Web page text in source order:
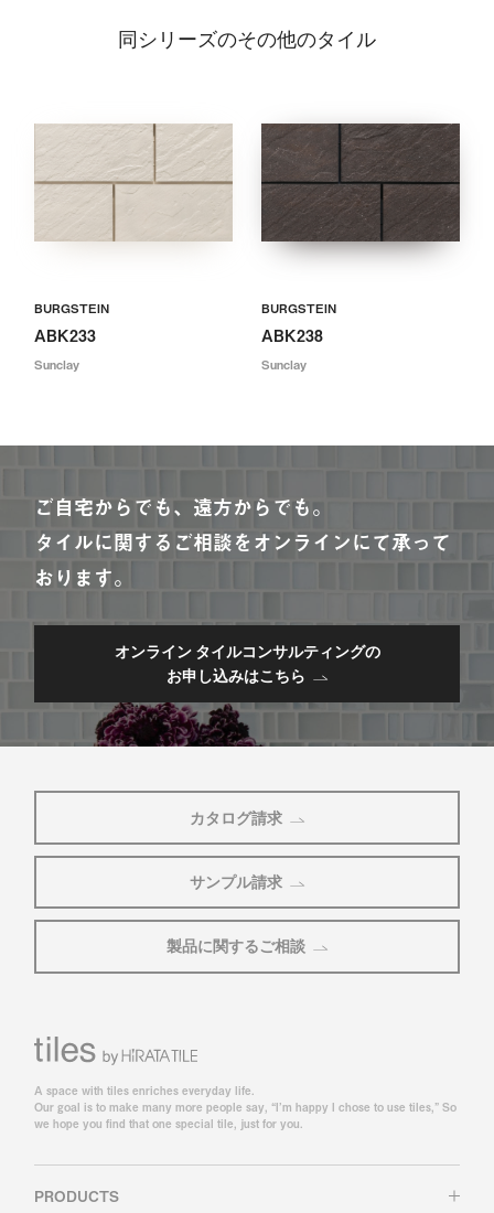
同シリーズのその他のタイル
BURGSTEIN
ABK233
Sunclay
BURGSTEIN
ABK238
Sunclay
ご自宅からでも、遠方からでも。
タイルに関するご相談をオンラインにて承って
おります。
オンライン タイルコンサルティングの
お申し込みはこちら
カタログ請求
サンプル請求
製品に関するご相談
A space with tiles enriches everyday life.
Our goal is to make many more people say, “I’m happy I chose to use tiles,” So
we hope you find that one special tile, just for you.
PRODUCTS